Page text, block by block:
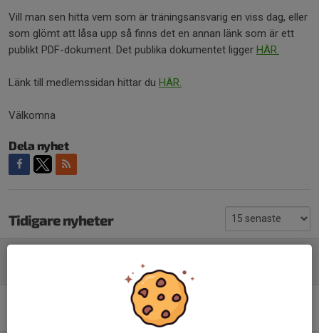
Vill man sen hitta vem som är träningsansvarig en viss dag, eller
som glömt att låsa upp så finns det en annan länk som är ett
publikt PDF-dokument. Det publika dokumentet ligger HÄR.
Länk till medlemssidan hittar du HÄR.
Välkomna
Dela nyhet
Tidigare nyheter
Nu öppnar vi banorna!